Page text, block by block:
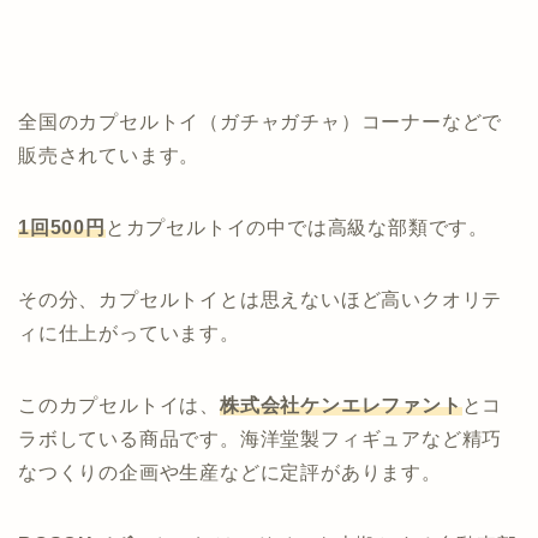
全国のカプセルトイ（ガチャガチャ）コーナーなどで
販売されています。
1回500円とカプセルトイの中では高級な部類です。
その分、カプセルトイとは思えないほど高いクオリテ
ィに仕上がっています。
このカプセルトイは、 株式会社ケンエレファントとコ
ラボしている商品です。海洋堂製フィギュアなど精巧
なつくりの企画や生産などに定評があります。